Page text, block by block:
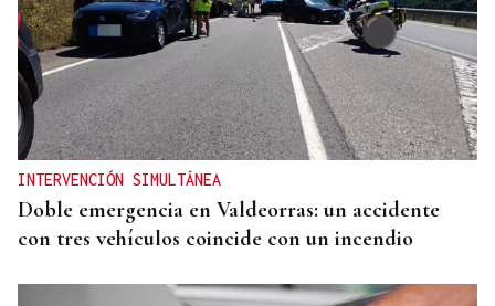
CONATO EXTINGUIDO
Vídeo | Se desata un incendio forestal en una
cantera de Untes
INTERVENCIÓN SIMULTÁNEA
Doble emergencia en Valdeorras: un accidente
con tres vehículos coincide con un incendio